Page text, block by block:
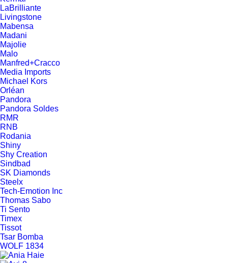
LaBrilliante
Livingstone
Mabensa
Madani
Majolie
Malo
Manfred+Cracco
Media Imports
Michael Kors
Orléan
Pandora
Pandora Soldes
RMR
RNB
Rodania
Shiny
Shy Creation
Sindbad
SK Diamonds
Steelx
Tech-Emotion Inc
Thomas Sabo
Ti Sento
Timex
Tissot
Tsar Bomba
WOLF 1834